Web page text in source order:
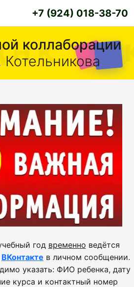
+7 (924) 018-38-70
коллаборации
год временно ведётся
ВКонтакте в личном сообщении.
указать: ФИО ребенка, дату
курса и контактный номер